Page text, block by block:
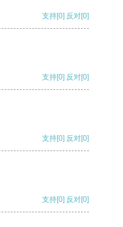
支持[0] 反对[0]
支持[0] 反对[0]
支持[0] 反对[0]
支持[0] 反对[0]